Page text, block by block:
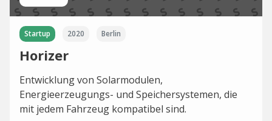
Startup 2020 Berlin
Horizer
Entwicklung von Solarmodulen,
Energieerzeugungs- und Speichersystemen, die
mit jedem Fahrzeug kompatibel sind.